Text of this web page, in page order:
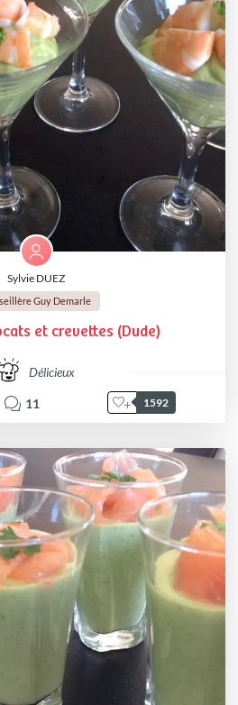
Sylvie DUEZ
Guy Demarle
et crevettes (Dude)
Délicieux
11 1592